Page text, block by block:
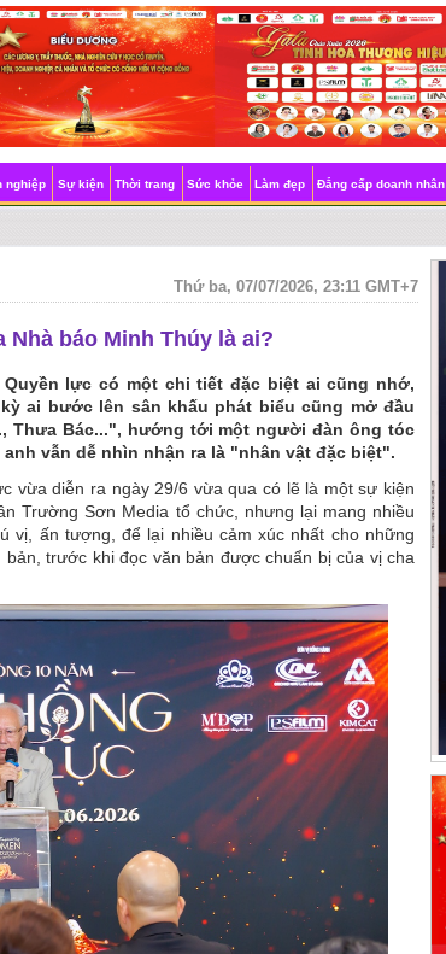
nghiệp Sự kiện Thời trang Sức khỏe Làm đẹp Đẳng cấp doanh nhân
Thứ ba, 07/07/2026, 23:11 GMT+7
báo Minh Thúy là ai?
lực có một chi tiết đặc biệt ai cũng nhớ,
ai bước lên sân khấu phát biểu cũng mở đầu
Thưa Bác...", hướng tới một người đàn ông tóc
vẫn dễ nhìn nhận ra là "nhân vật đặc biệt".
vừa diễn ra ngày 29/6 vừa qua có lẽ là một sự kiện
Trường Sơn Media tổ chức, nhưng lại mang nhiều
vị, ấn tượng, để lại nhiều cảm xúc nhất cho những
trước khi đọc văn bản được chuẩn bị của vị cha